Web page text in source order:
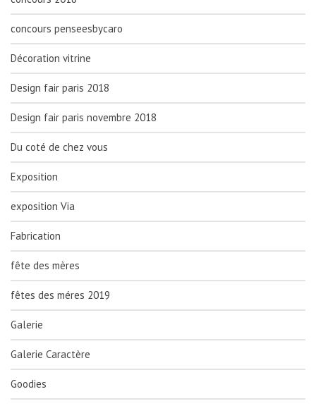
concours penseesbycaro
Décoration vitrine
Design fair paris 2018
Design fair paris novembre 2018
Du coté de chez vous
Exposition
exposition Via
Fabrication
fête des mères
fêtes des méres 2019
Galerie
Galerie Caractère
Goodies